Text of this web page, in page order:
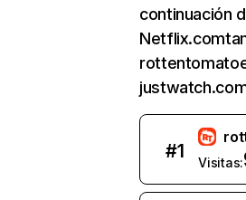
continuación
#1
Visitas: